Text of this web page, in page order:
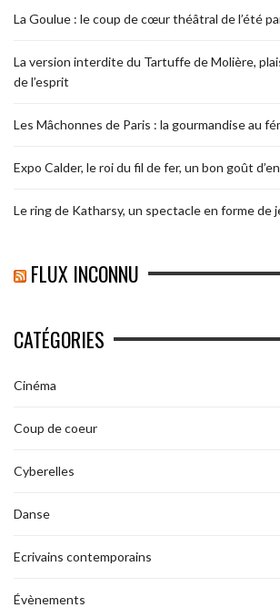
La Goulue : le coup de cœur théâtral de l’été
La version interdite du Tartuffe de Molière,
de l’esprit
Les Mâchonnes de Paris : la gourmandise au
Expo Calder, le roi du fil de fer, un bon goût
Le ring de Katharsy, un spectacle en forme de
FLUX INCONNU
CATÉGORIES
Cinéma
Coup de coeur
Cyberelles
Danse
Ecrivains contemporains
Évènements